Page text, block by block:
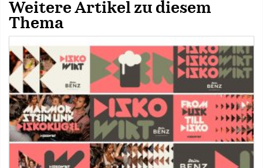
Weitere Artikel zu diesem
Thema